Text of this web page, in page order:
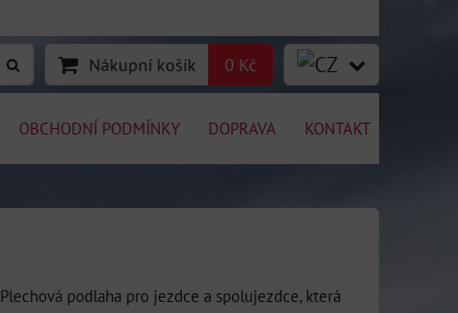
Nákupní košík 0 Kč
OBCHODNÍ PODMÍNKY DOPRAVA KONTAKT
Plechová podlaha pro jezdce a spolujezdce, která